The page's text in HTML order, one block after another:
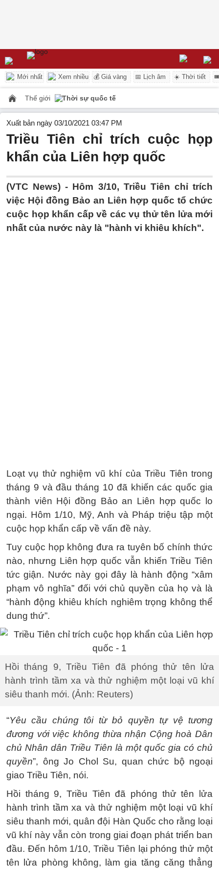
Mới nhất Xem nhiều 💰 Giá vàng 📅 Lịch âm ☀️ Thời tiết
Thế giới Thời sự quốc tế
Xuất bản ngày 03/10/2021 03:47 PM
Triều Tiên chỉ trích cuộc họp
khẩn của Liên hợp quốc
(VTC News) - Hôm 3/10, Triều Tiên chỉ trích
việc Hội đồng Bảo an Liên hợp quốc tổ chức
cuộc họp khẩn cấp về các vụ thử tên lửa mới
nhất của nước này là "hành vi khiêu khích".
Loạt vụ thử nghiệm vũ khí của Triều Tiên trong
tháng 9 và đầu tháng 10 đã khiến các quốc gia
thành viên Hội đồng Bảo an Liên hợp quốc lo
ngại. Hôm 1/10, Mỹ, Anh và Pháp triệu tập một
cuộc họp khẩn cấp về vấn đề này.
Tuy cuộc họp không đưa ra tuyên bố chính thức
nào, nhưng Liên hợp quốc vẫn khiến Triều Tiên
tức giận. Nước này gọi đây là hành động “xâm
phạm vô nghĩa” đối với chủ quyền của họ và là
“hành động khiêu khích nghiêm trọng không thể
dung thứ”.
Hồi tháng 9, Triều Tiên đã phóng thử tên lửa
hành trình tầm xa và thử nghiệm một loại vũ khí
siêu thanh mới. (Ảnh: Reuters)
“Yêu cầu chúng tôi từ bỏ quyền tự vệ tương
đương với việc không thừa nhận Cộng hoà Dân
chủ Nhân dân Triều Tiên là một quốc gia có chủ
quyền”, ông Jo Chol Su, quan chức bộ ngoại
giao Triều Tiên, nói.
Hồi tháng 9, Triều Tiên đã phóng thử tên lửa
hành trình tầm xa và thử nghiệm một loại vũ khí
siêu thanh mới, quân đội Hàn Quốc cho rằng loại
vũ khí này vẫn còn trong giai đoạn phát triển ban
đầu. Đến hôm 1/10, Triều Tiên lại phóng thử một
tên lửa phòng không, làm gia tăng căng thẳng